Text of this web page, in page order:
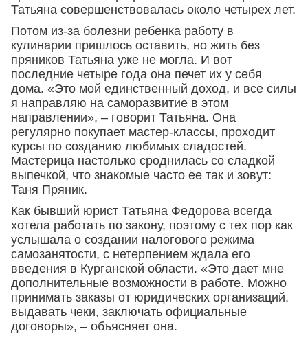
Татьяна совершенствовалась около четырех лет.
Потом из-за болезни ребенка работу в
кулинарии пришлось оставить, но жить без
пряников Татьяна уже не могла. И вот
последние четыре года она печет их у себя
дома. «Это мой единственный доход, и все силы
я направляю на саморазвитие в этом
направлении», – говорит Татьяна. Она
регулярно покупает мастер-классы, проходит
курсы по созданию любимых сладостей.
Мастерица настолько сроднилась со сладкой
выпечкой, что знакомые часто ее так и зовут:
Таня Пряник.
Как бывший юрист Татьяна Федорова всегда
хотела работать по закону, поэтому с тех пор как
услышала о создании налогового режима
самозанятости, с нетерпением ждала его
введения в Курганской области. «Это дает мне
дополнительные возможности в работе. Можно
принимать заказы от юридических организаций,
выдавать чеки, заключать официальные
договоры», – объясняет она.